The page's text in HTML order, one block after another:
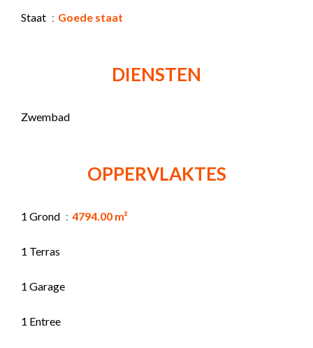
Staat Goede staat
DIENSTEN
Zwembad
OPPERVLAKTES
1 Grond 4794.00 m²
1 Terras
1 Garage
1 Entree